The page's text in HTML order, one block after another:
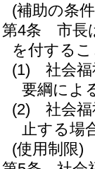
(補助の条
第4条
市長
を付する
(1)
社会
要綱によ
(2)
社会
止する場
(使用制限)